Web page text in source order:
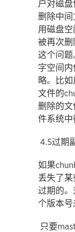
户对磁
删除中间
用磁盘
被再次
这个问题
字空间
略。比
文件的
删除的
件系统中
4.5过期
如果
丢失了
过期的。
个版本号
只要